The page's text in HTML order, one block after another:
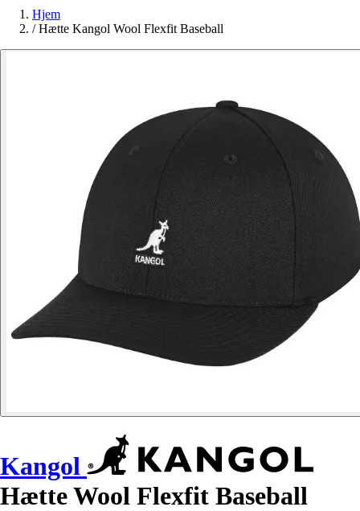
Hjem
/ Hætte Kangol Wool Flexfit Baseball
Kangol
Hætte Wool Flexfit Baseball